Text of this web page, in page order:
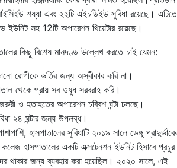
শয্যা এবং ২২টি এইচডিইউ সুবিধা রয়েছে। এটিতে
ইউনিট সহ 12টি অপারেশন থিয়েটার রয়েছে।
কিছু বিশেষ মানদণ্ড উল্লেখ করতে চাই যেমন:
রোগীকে ভর্তির জন্য অস্বীকার করি না।
থেকে প্রায় সব ওষুধ সরবরাহ করি।
ও হতাহতের অপারেশন চব্বিশ ঘন্টা চলছে।
২৪ ঘন্টার জন্য উপলব্ধ।
হাসপাতালের সুবিধাটি ২০১৯ সালে ডেঙ্গু
হাসপাতালের একটি এক্সটেনশন ইউনিট হিসাবে প্রচুর
থাকার জন্য ব্যবহার করা হয়েছিল। ২০২০ সালে, এই